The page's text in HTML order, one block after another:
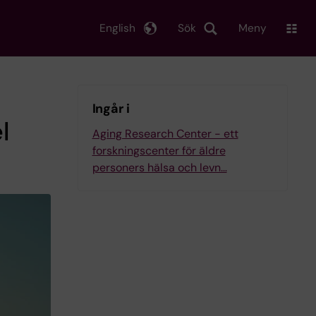
Sök
English Meny
Ingår i
Aging Research Center - ett
forskningscenter för äldre
personers hälsa och levn…